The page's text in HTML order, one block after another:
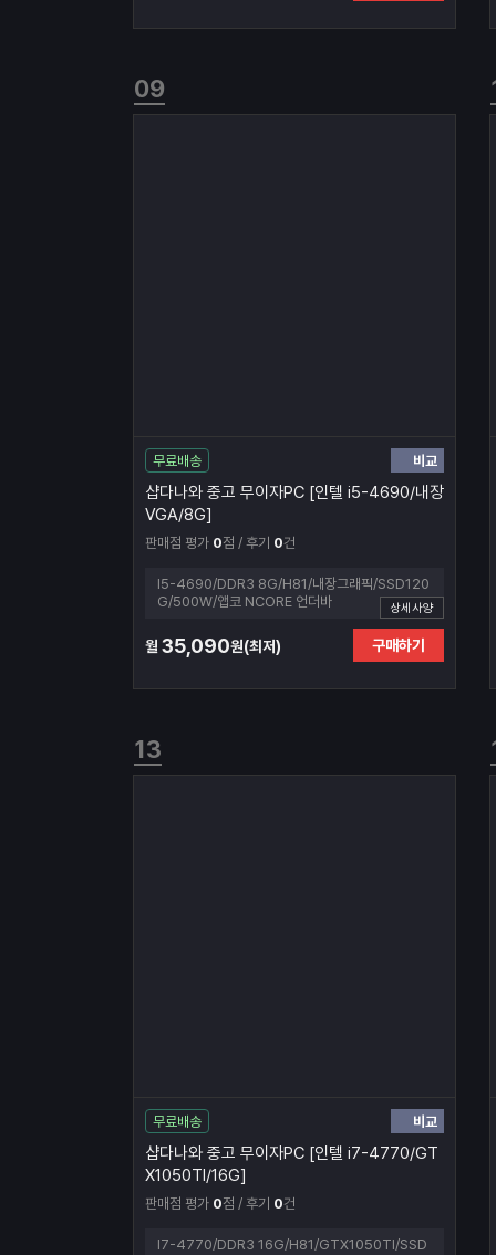
무료배송 비교
샵다나와 중고 무이자PC [인텔 i5-4690/내장
VGA/8G]
판매점 평가 0점 / 후기 0건
I5-4690/DDR3 8G/H81/내장그래픽/SSD120
G/500W/앱코 NCORE 언더바
상세사양
월 35,090원(최저) 구매하기
무료배송 비교
샵다나와 중고 무이자PC [인텔 i7-4770/GT
X1050TI/16G]
판매점 평가 0점 / 후기 0건
I7-4770/DDR3 16G/H81/GTX1050TI/SSD